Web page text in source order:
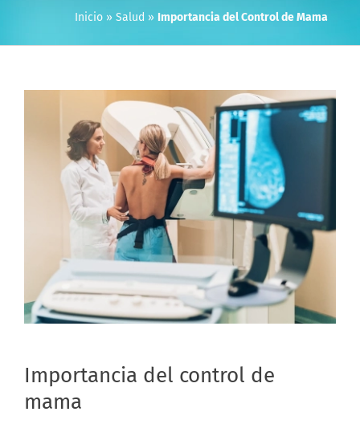
Inicio » Salud » Importancia del Control de Mama
Importancia del control de
mama